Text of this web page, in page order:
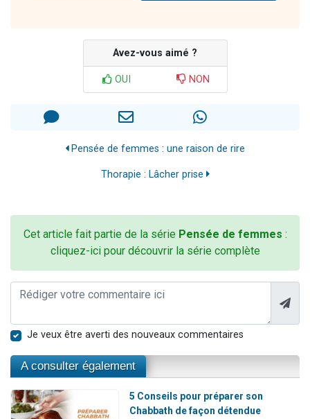
Avez-vous aimé ?
OUI NON
Pensée de femmes : une raison de rire
Thorapie : Lâcher prise
Cet article fait partie de la série Pensée de femmes :
cliquez-ici pour découvrir la série complète
Je veux être averti des nouveaux commentaires
A consulter également
5 Conseils pour préparer son
Chabbath de façon détendue